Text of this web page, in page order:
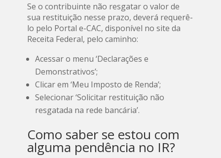
Se o contribuinte não resgatar o valor de
sua restituição nesse prazo, deverá requerê-
lo pelo Portal e-CAC, disponível no site da
Receita Federal, pelo caminho:
Acessar o menu ‘Declarações e
Demonstrativos’;
Clicar em ‘Meu Imposto de Renda’;
Selecionar ‘Solicitar restituição não
resgatada na rede bancária’.
Como saber se estou com
alguma pendência no IR?